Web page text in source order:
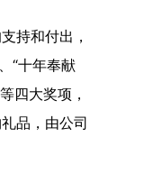
持和付出，
“十年奉献
四大奖项，
品，由公司